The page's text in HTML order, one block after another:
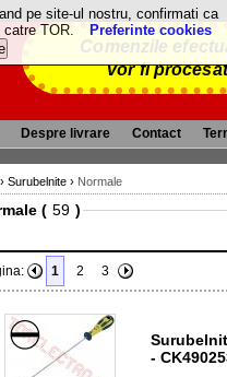
Comenzile
vor fi
Despre livrare Contact
› Surubelnite › Normale
( )
1 2 3
Surubelnita Normala
-
pe site-ul nostru, confirmati ca
TOR.
Preferinte cookies